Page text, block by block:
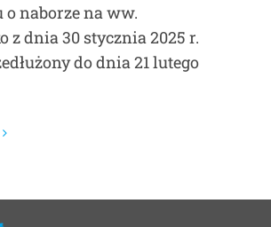
o naborze na ww.
z dnia 30 stycznia 2025 r.
do dnia 21 lutego